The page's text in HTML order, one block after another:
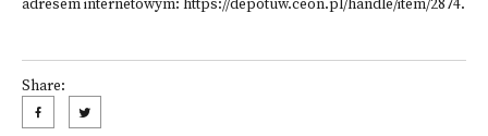
adresem internetowym: https://depotuw.ceon.pl/handle/item/2874.
Share: